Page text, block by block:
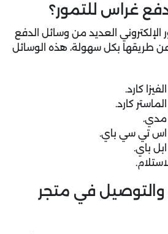
غراس للتمور؟
الإلكتروني العديد من وسائل الدفع
عن طريقها بكل سهولة، هذه الوسائل
كارد.
كارد.
مدي.
اس تي سي باي.
باي.
في متجر